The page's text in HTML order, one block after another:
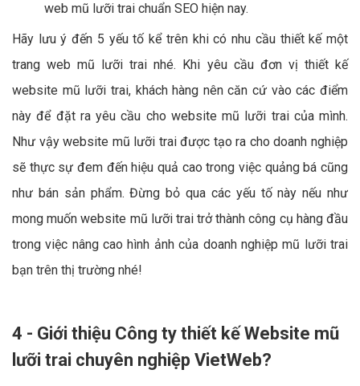
web mũ lưỡi trai chuẩn SEO hiện nay.
Hãy lưu ý đến 5 yếu tố kể trên khi có nhu cầu thiết kế một
trang web mũ lưỡi trai nhé. Khi yêu cầu đơn vị thiết kế
website mũ lưỡi trai, khách hàng nên căn cứ vào các điểm
này để đặt ra yêu cầu cho website mũ lưỡi trai của mình.
Như vậy website mũ lưỡi trai được tạo ra cho doanh nghiệp
sẽ thực sự đem đến hiệu quả cao trong việc quảng bá cũng
như bán sản phẩm. Đừng bỏ qua các yếu tố này nếu như
mong muốn website mũ lưỡi trai trở thành công cụ hàng đầu
trong việc nâng cao hình ảnh của doanh nghiệp mũ lưỡi trai
bạn trên thị trường nhé!
4 - Giới thiệu Công ty thiết kế Website mũ
lưỡi trai chuyên nghiệp VietWeb?